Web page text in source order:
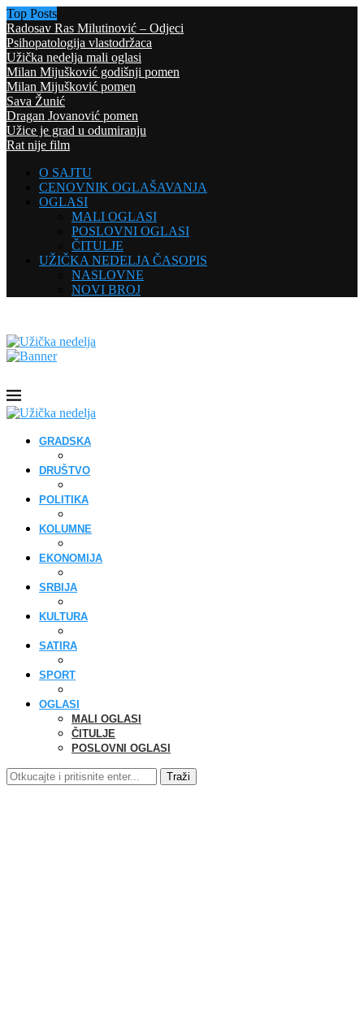
Top Posts
Radosav Ras Milutinović – Odjeci
Psihopatologija vlastodržaca
Užička nedelja mali oglasi
Milan Mijušković godišnji pomen
Milan Mijušković pomen
Sava Žunić
Dragan Jovanović pomen
Užice je grad u odumiranju
Rat nije film
O SAJTU
CENOVNIK OGLAŠAVANJA
OGLASI
MALI OGLASI
POSLOVNI OGLASI
ČITULJE
UŽIČKA NEDELJA ČASOPIS
NASLOVNE
NOVI BROJ
GRADSKA
DRUŠTVO
POLITIKA
KOLUMNE
EKONOMIJA
SRBIJA
KULTURA
SATIRA
SPORT
OGLASI
MALI OGLASI
ČITULJE
POSLOVNI OGLASI
Traži